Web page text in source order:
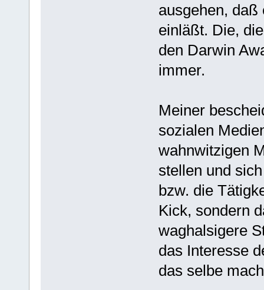
ausgehen,
einläßt. Die,
den Darwin
immer.
Meiner
sozialen
wahnwitzigen
stellen und
bzw. die
Kick, sondern
waghalsigere
das Interesse
das selbe